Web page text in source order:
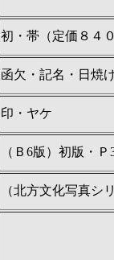
初・帯（定価８４
函欠・記名・日焼
印・ヤケ
（Ｂ6版）初版・Ｐ
（北方文化写真シ